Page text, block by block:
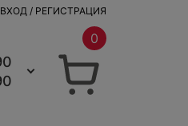
ВХОД / РЕГИСТРАЦИЯ
0